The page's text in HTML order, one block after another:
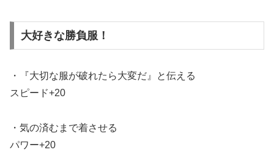
大好きな勝負服！
・『大切な服が破れたら大変だ』と伝える
スピード+20
・気の済むまで着させる
パワー+20